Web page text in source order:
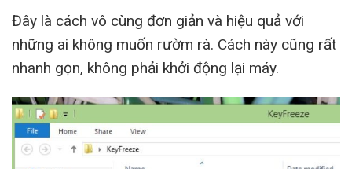
Đây là cách vô cùng đơn giản và hiệu quả với
những ai không muốn rườm rà. Cách này cũng rất
nhanh gọn, không phải khởi động lại máy.